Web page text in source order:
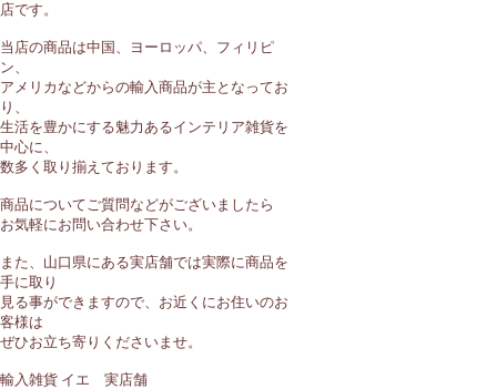
店です。
当店の商品は中国、ヨーロッパ、フィリピ
ン、
アメリカなどからの輸入商品が主となってお
り、
生活を豊かにする魅力あるインテリア雑貨を
中心に、
数多く取り揃えております。
商品についてご質問などがございましたら
お気軽にお問い合わせ下さい。
また、山口県にある実店舗では実際に商品を
手に取り
見る事ができますので、お近くにお住いのお
客様は
ぜひお立ち寄りくださいませ。
輸入雑貨 イエ 実店舗